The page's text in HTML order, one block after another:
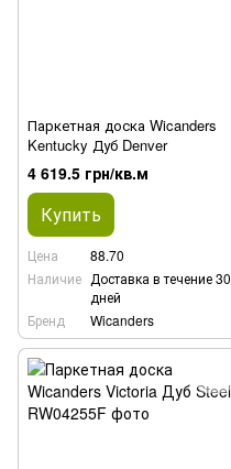
Паркетная доска Wicanders
Kentucky Дуб Denver
4 619.5 грн/кв.м
Купить
Цена
88.70
Наличие Доставка в течение 30
дней
Бренд
Wicanders